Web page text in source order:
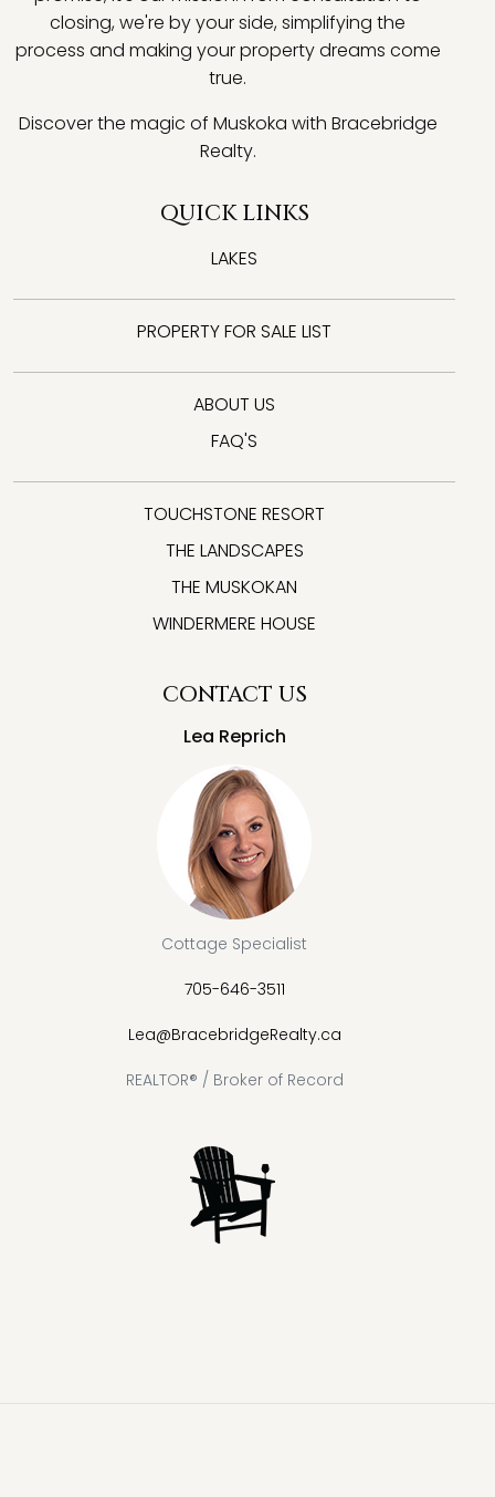
closing, we're by your side, simplifying the
process and making your property dreams come
true.
Discover the magic of Muskoka with Bracebridge
Realty.
QUICK LINKS
LAKES
PROPERTY FOR SALE LIST
ABOUT US
FAQ'S
TOUCHSTONE RESORT
THE LANDSCAPES
THE MUSKOKAN
WINDERMERE HOUSE
CONTACT US
Lea Reprich
Cottage Specialist
705-646-3511
Lea@BracebridgeRealty.ca
REALTOR® / Broker of Record